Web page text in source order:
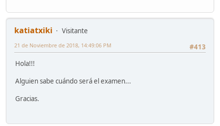
katiatxiki
Visitante
#413
21 de Noviembre de 2018, 14:49:06 PM
Hola!!!
Alguien sabe cuándo será el examen...
Gracias.